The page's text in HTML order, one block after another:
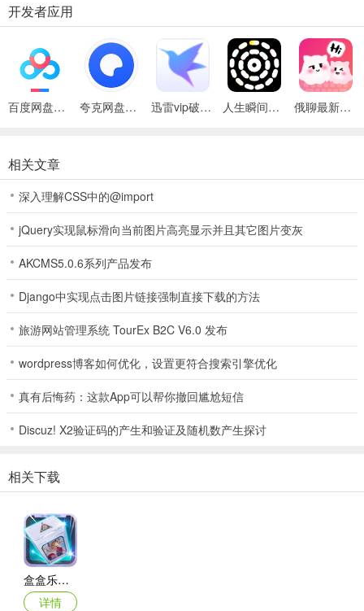
盒盒乐2026最新版本功能
1、提供多种趣味小游戏，像常见的休闲益智类，满足不同年龄段用户
开启欢乐。
3、内置社交功能，能与好友互动分享乐趣，比如一起玩游戏、交流抽
盲盒商品等。
盲盒种类等惊喜。
开发者应用
百度网盘绿色免安装Pc电脑版 夸克网盘官方正式版 迅雷vip破解版永久会员2024版 人生瞬间最新手机版 俄聊最新手机版
相关文章
深入理解CSS中的@import
jQuery实现鼠标滑向当前图片高亮显示并且其它图片变灰
AKCMS5.0.6系列产品发布
Django中实现点击图片链接强制直接下载的方法
旅游网站管理系统 TourEx B2C V6.0 发布
wordpress博客如何优化，设置更符合搜索引擎优化
真有后悔药：这款App可以帮你撤回尴尬短信
Discuz! X2验证码的产生和验证及随机数产生探讨
相关下载
盒盒乐正版
详情